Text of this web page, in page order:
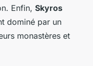
Enfin, Skyros
dominé par un
monastères et